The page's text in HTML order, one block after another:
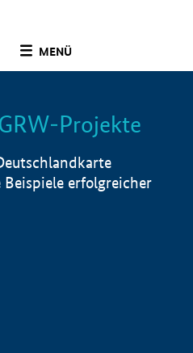
MENÜ
Info
Projekte
erfolgreicher